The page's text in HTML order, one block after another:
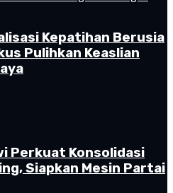
Kepatihan Berusia
Pulihkan Keaslian
Perkuat Konsolidasi
Siapkan Mesin Partai